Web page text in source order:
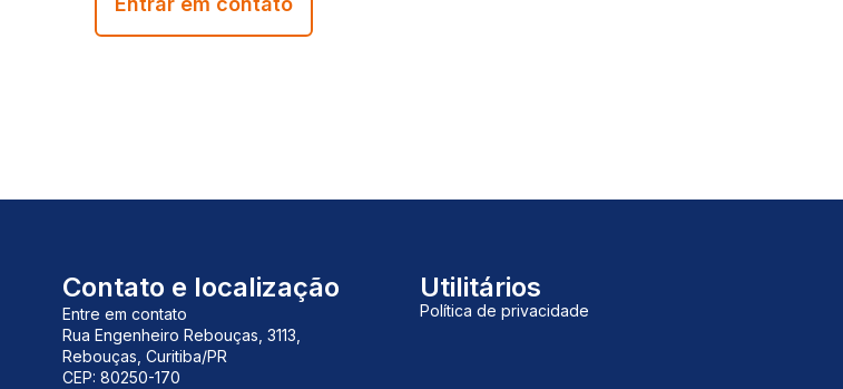
Contato e localização
Entre em contato
Rua Engenheiro Rebouças, 3113,
Rebouças, Curitiba/PR
CEP: 80250-170
Utilitários
Política de privacidade